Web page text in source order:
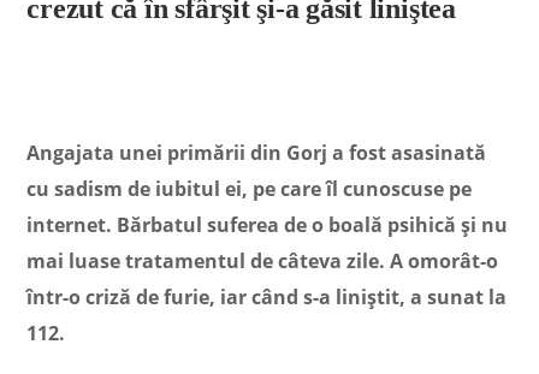
crezut că în sfârşit şi-a găsit liniştea
Angajata unei primării din Gorj a fost asasinată
cu sadism de iubitul ei, pe care îl cunoscuse pe
internet. Bărbatul suferea de o boală psihică şi nu
mai luase tratamentul de câteva zile. A omorât-o
într-o criză de furie, iar când s-a liniştit, a sunat la
112.